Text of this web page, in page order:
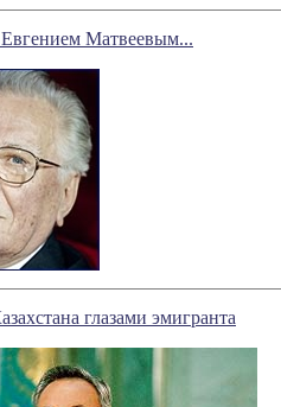
Матвеевым...
глазами эмигранта